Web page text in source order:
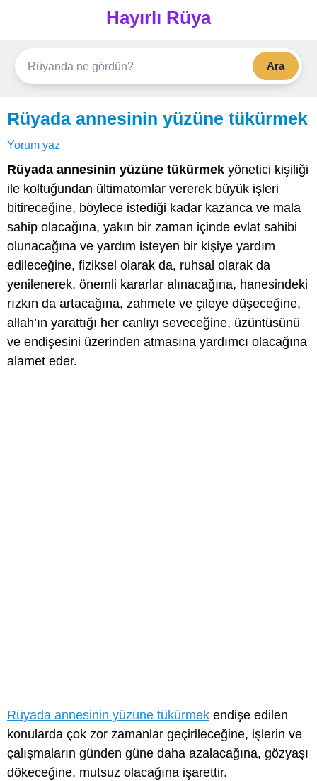
Hayırlı Rüya
Ara
Rüyada annesinin yüzüne tükürmek
Yorum yaz
Rüyada annesinin yüzüne tükürmek yönetici kişiliği
ile koltuğundan ültimatomlar vererek büyük işleri
bitireceğine, böylece istediği kadar kazanca ve mala
sahip olacağına, yakın bir zaman içinde evlat sahibi
olunacağına ve yardım isteyen bir kişiye yardım
edileceğine, fiziksel olarak da, ruhsal olarak da
yenilenerek, önemli kararlar alınacağına, hanesindeki
rızkın da artacağına, zahmete ve çileye düşeceğine,
allah’ın yarattığı her canlıyı seveceğine, üzüntüsünü
ve endişesini üzerinden atmasına yardımcı olacağına
alamet eder.
Rüyada annesinin yüzüne tükürmek endişe edilen
konularda çok zor zamanlar geçirileceğine, işlerin ve
çalışmaların günden güne daha azalacağına, gözyaşı
dökeceğine, mutsuz olacağına işarettir.